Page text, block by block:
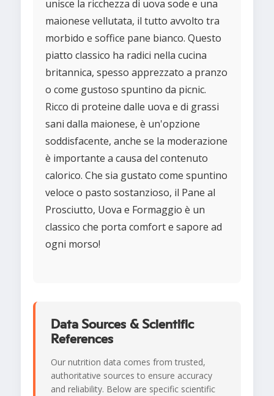
unisce la ricchezza di uova sode e una
maionese vellutata, il tutto avvolto tra
morbido e soffice pane bianco. Questo
piatto classico ha radici nella cucina
britannica, spesso apprezzato a pranzo
o come gustoso spuntino da picnic.
Ricco di proteine dalle uova e di grassi
sani dalla maionese, è un'opzione
soddisfacente, anche se la moderazione
è importante a causa del contenuto
calorico. Che sia gustato come spuntino
veloce o pasto sostanzioso, il Pane al
Prosciutto, Uova e Formaggio è un
classico che porta comfort e sapore ad
ogni morso!
Data Sources & Scientific
References
Our nutrition data comes from trusted,
authoritative sources to ensure accuracy
and reliability. Below are specific scientific